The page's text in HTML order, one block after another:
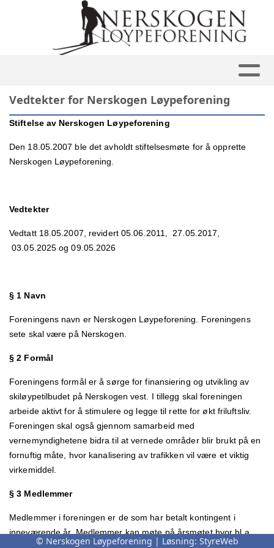
Vedtekter for Nerskogen Løypeforening
Stiftelse av Nerskogen Løypeforening
Den 18.05.2007 ble det avholdt stiftelsesmøte for å opprette
Nerskogen Løypeforening.
Vedtekter
Vedtatt 18.05.2007, revidert 05.06.2011, 27.05.2017,
03.05.2025 og 09.05.2026
§ 1 Navn
Foreningens navn er Nerskogen Løypeforening. Foreningens
sete skal være på Nerskogen.
§ 2 Formål
Foreningens formål er å sørge for finansiering og utvikling av
skiløypetilbudet på Nerskogen vest. I tillegg skal foreningen
arbeide aktivt for å stimulere og legge til rette for økt friluftsliv.
Foreningen skal også gjennom samarbeid med
vernemyndighetene bidra til at vernede områder blir brukt på en
fornuftig måte, hvor kanalisering av trafikken vil være et viktig
virkemiddel.
§ 3 Medlemmer
Medlemmer i foreningen er de som har betalt kontingent i
inneværende år. Medlemmer kan møte på årsmøtet hvor bl a
© Nerskogen Løypeforening | Løsning: StyreWeb